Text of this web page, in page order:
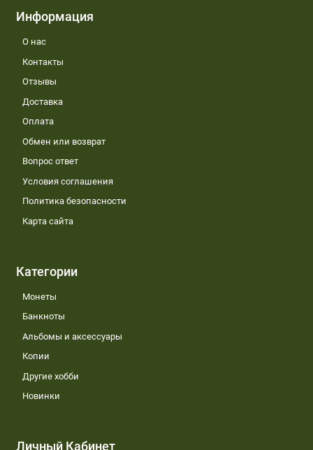
Информация
О нас
Контакты
Отзывы
Доставка
Оплата
Обмен или возврат
Вопрос ответ
Условия соглашения
Политика безопасности
Карта сайта
Категории
Монеты
Банкноты
Альбомы и аксессуары
Копии
Другие хобби
Новинки
Личный Кабинет